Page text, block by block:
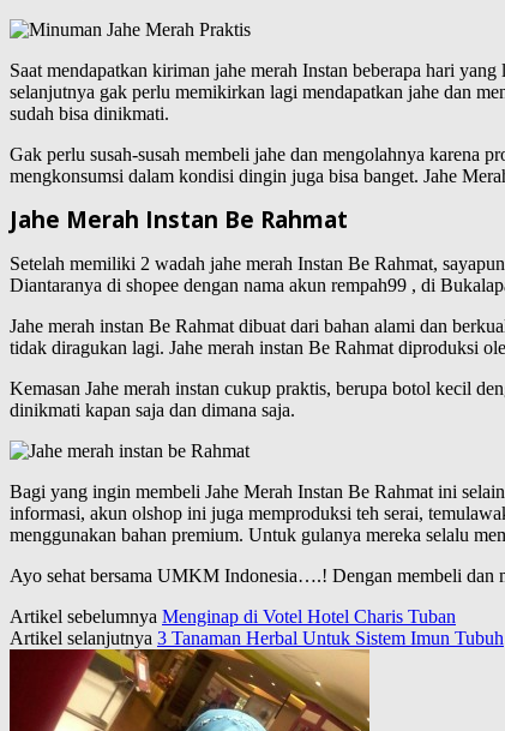
Saat mendapatkan kiriman jahe merah Instan beberapa hari
selanjutnya gak perlu memikirkan lagi mendapatkan jahe dan
sudah bisa dinikmati.
Gak perlu susah-susah membeli jahe dan mengolahnya karena
mengkonsumsi dalam kondisi dingin juga bisa banget. Jahe
Jahe Merah Instan Be Rahmat
Setelah memiliki 2 wadah jahe merah Instan Be Rahmat,
Diantaranya di shopee dengan nama akun rempah99 , di
Jahe merah instan Be Rahmat dibuat dari bahan alami dan
tidak diragukan lagi. Jahe merah instan Be Rahmat diproduksi
Kemasan Jahe merah instan cukup praktis, berupa botol kecil
dinikmati kapan saja dan dimana saja.
Bagi yang ingin membeli Jahe Merah Instan Be Rahmat ini
informasi, akun olshop ini juga memproduksi teh serai,
menggunakan bahan premium. Untuk gulanya mereka selalu
Ayo sehat bersama UMKM Indonesia….! Dengan membeli dan
Artikel sebelumnya Menginap di Votel Hotel Charis Tuban
Artikel selanjutnya 3 Tanaman Herbal Untuk Sistem Imun Tubuh